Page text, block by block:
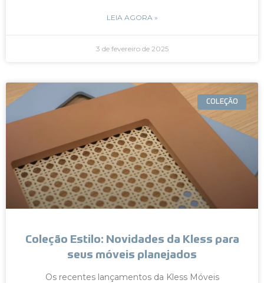
LEIA AGORA »
3 de fevereiro de 2025
COLEÇÃO
Coleção Estilo: Novidades da Kless para
seus móveis planejados
Os recentes lançamentos da Kless Móveis